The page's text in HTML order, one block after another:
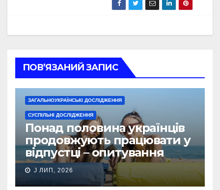
ПОВ’ЯЗАНИЙ ЗАПИС
ЗАГАЛЬНОУКРАЇНСЬКІ ДОСЛІДЖЕННЯ
СУСПІЛЬНІ ДОСЛІДЖЕННЯ
Понад половина українців
продовжують працювати у
відпустці – опитування
J ЛИП, 2026